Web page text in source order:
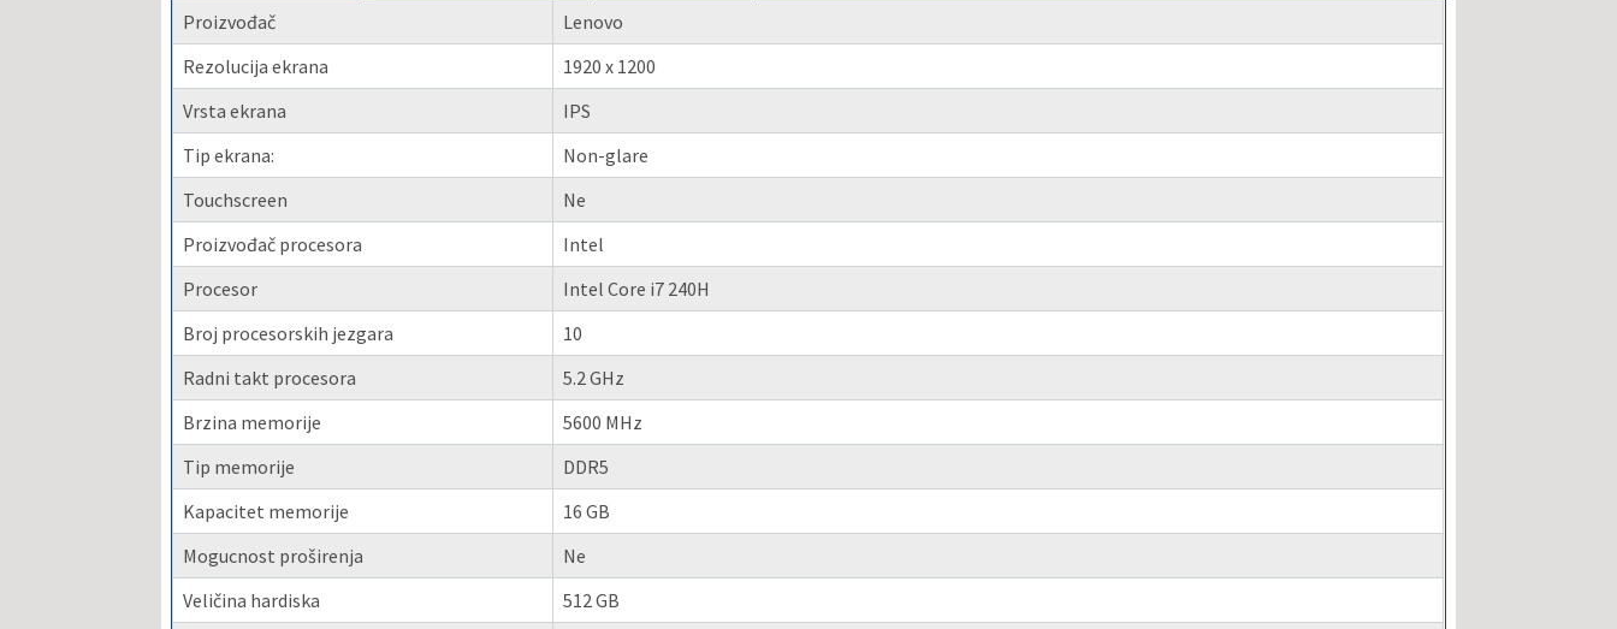
Proizvođač
Lenovo
Rezolucija ekrana
1920 x 1200
Vrsta ekrana
IPS
Tip ekrana:
Non-glare
Touchscreen
Ne
Proizvođač procesora
Intel
Procesor
Intel Core i7 240H
Broj procesorskih jezgara
10
Radni takt procesora
5.2 GHz
Brzina memorije
5600 MHz
Tip memorije
DDR5
Kapacitet memorije
16 GB
Mogucnost proširenja
Ne
Veličina hardiska
512 GB